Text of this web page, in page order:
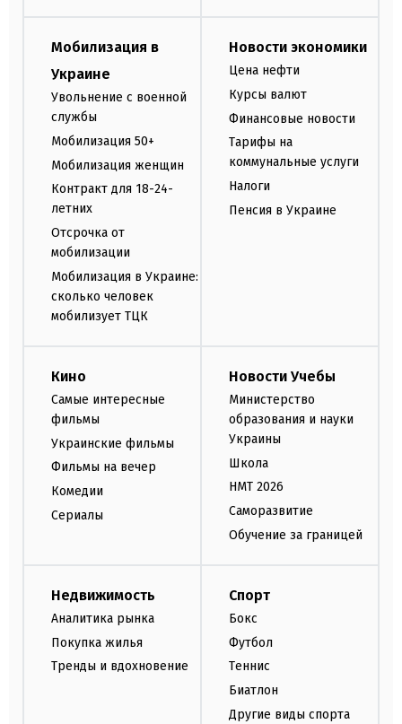
Мобилизация в
Украине
Увольнение с военной
службы
Мобилизация 50+
Мобилизация женщин
Контракт для 18-24-
летних
Отсрочка от
мобилизации
Мобилизация в Украине:
сколько человек
мобилизует ТЦК
Новости экономики
Цена нефти
Курсы валют
Финансовые новости
Тарифы на
коммунальные услуги
Налоги
Пенсия в Украине
Кино
Самые интересные
фильмы
Украинские фильмы
Фильмы на вечер
Комедии
Сериалы
Новости Учебы
Министерство
образования и науки
Украины
Школа
НМТ 2026
Саморазвитие
Обучение за границей
Недвижимость
Аналитика рынка
Покупка жилья
Тренды и вдохновение
Спорт
Бокс
Футбол
Теннис
Биатлон
Другие виды спорта